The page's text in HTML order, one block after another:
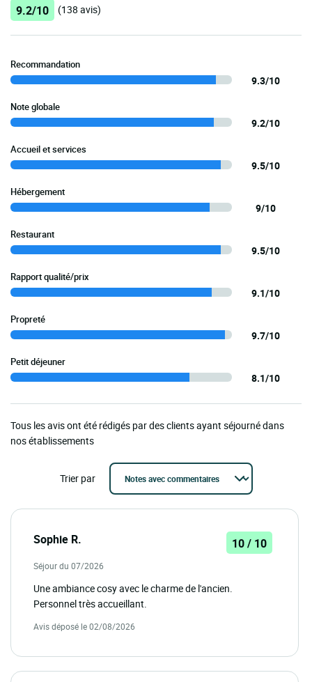
9.2/10 (138 avis)
Recommandation
9.3/10
Note globale
9.2/10
Accueil et services
9.5/10
Hébergement
9/10
Restaurant
9.5/10
Rapport qualité/prix
9.1/10
Propreté
9.7/10
Petit déjeuner
8.1/10
Tous les avis ont été rédigés par des clients ayant séjourné dans
nos établissements
Trier par
Sophie R. 10 / 10
Séjour du 07/2026
Une ambiance cosy avec le charme de l'ancien.
Personnel très accueillant.
Avis déposé le 02/08/2026